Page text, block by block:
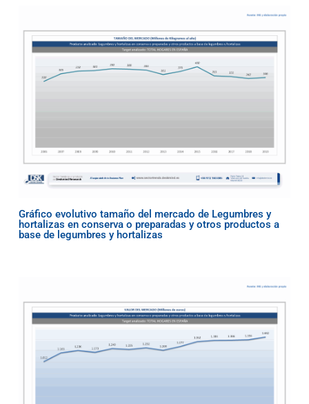
Gráfico evolutivo tamaño del mercado de Legumbres y
hortalizas en conserva o preparadas y otros productos a
base de legumbres y hortalizas